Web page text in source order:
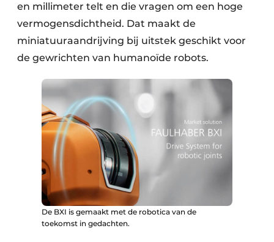
en millimeter telt en die vragen om een hoge
vermogensdichtheid. Dat maakt de
miniatuuraandrijving bij uitstek geschikt voor
de gewrichten van humanoïde robots.
De BXI is gemaakt met de robotica van de
toekomst in gedachten.